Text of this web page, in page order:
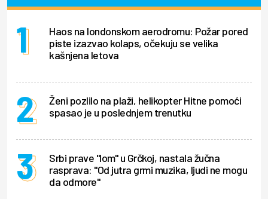
Haos na londonskom aerodromu: Požar pored
piste izazvao kolaps, očekuju se velika
kašnjena letova
Ženi pozlilo na plaži, helikopter Hitne pomoći
spasao je u poslednjem trenutku
Srbi prave "lom" u Grčkoj, nastala žučna
rasprava: "Od jutra grmi muzika, ljudi ne mogu
da odmore"